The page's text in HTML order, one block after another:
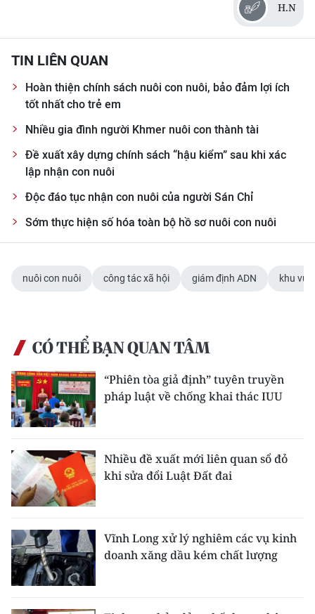
H.N
TIN LIÊN QUAN
Hoàn thiện chính sách nuôi con nuôi, bảo đảm lợi ích
tốt nhất cho trẻ em
Nhiều gia đình người Khmer nuôi con thành tài
Đề xuất xây dựng chính sách “hậu kiểm” sau khi xác
lập nhận con nuôi
Độc đáo tục nhận con nuôi của người Sán Chỉ
Sớm thực hiện số hóa toàn bộ hồ sơ nuôi con nuôi
nuôi con nuôi công tác xã hội giám định ADN khu
CÓ THỂ BẠN QUAN TÂM
“Phiên tòa giả định” tuyên truyền
pháp luật về chống khai thác IUU
Nhiều đề xuất mới liên quan sổ đỏ
khi sửa đổi Luật Đất đai
Vĩnh Long xử lý nghiêm các vụ kinh
doanh xăng dầu kém chất lượng